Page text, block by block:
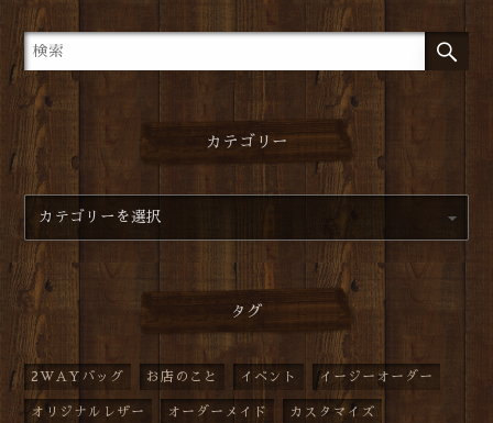
カテゴリー
タグ
2WAYバッグ お店のこと イベント イージーオーダー
オリジナルレザー オーダーメイド カスタマイズ